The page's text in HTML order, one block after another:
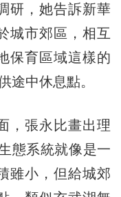
研，她告訴新華
城市郊區，相互
保育區域這樣的
途中休息點。
張永比畫出理
態系統就像是一
雖小，但給城郊